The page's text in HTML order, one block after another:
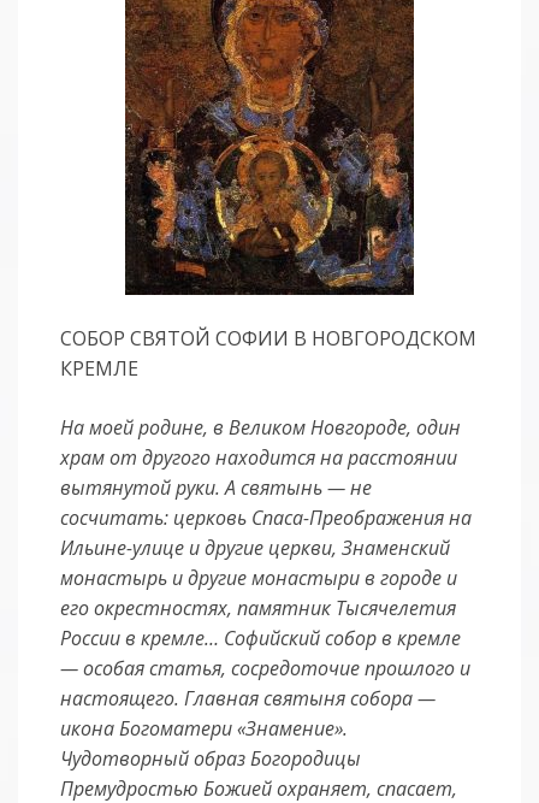
СОБОР СВЯТОЙ СОФИИ В НОВГОРОДСКОМ
КРЕМЛЕ
На моей родине, в Великом Новгороде, один
храм от другого находится на расстоянии
вытянутой руки. А святынь — не
сосчитать: церковь Спаса-Преображения на
Ильине-улице и другие церкви, Знаменский
монастырь и другие монастыри в городе и
его окрестностях, памятник Тысячелетия
России в кремле… Софийский собор в кремле
— особая статья, сосредоточие прошлого и
настоящего. Главная святыня собора —
икона Богоматери «Знамение».
Чудотворный образ Богородицы
Премудростью Божией охраняет, спасает,